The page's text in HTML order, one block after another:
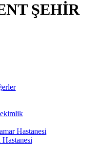
ŞEHİR
Hastanesi